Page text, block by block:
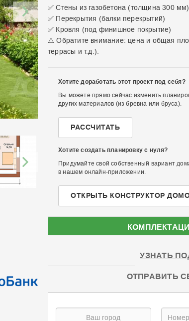
✅ Стены из газобетона (толщина 300 мм)
✅ Перекрытия (балки перекрытий)
✅ Кровля (под финишное покрытие)
⚠️ Обратите внимание: цена и общая
террасы и т.д.).
Хотите доработать этот проект под себя?
Вы можете прямо сейчас изменить
других материалов (из бревна или бруса).
РАССЧИТАТЬ
Хотите создать планировку с нуля?
Придумайте свой собственный вариант
в нашем онлайн-приложении.
ОТКРЫТЬ КОНСТРУКТОР
УЗНАТЬ
ОТПРАВИТЬ